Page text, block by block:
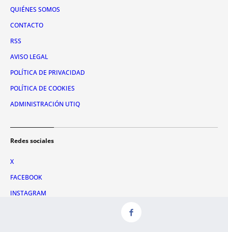
QUIÉNES SOMOS
CONTACTO
RSS
AVISO LEGAL
POLÍTICA DE PRIVACIDAD
POLÍTICA DE COOKIES
ADMINISTRACIÓN UTIQ
Redes sociales
X
FACEBOOK
INSTAGRAM